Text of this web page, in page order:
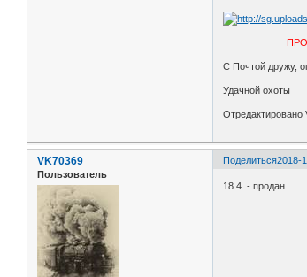
С Почтой дружу,
Удачной охоты
Отредактировано
Поделиться2018-
VK70369
Пользователь
18.4 - продан